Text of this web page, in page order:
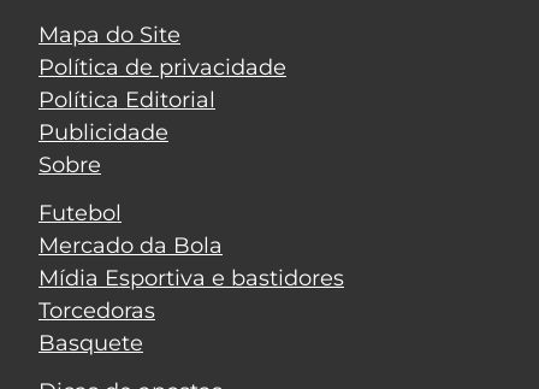
Mapa do Site
Política de privacidade
Política Editorial
Publicidade
Sobre
Futebol
Mercado da Bola
Mídia Esportiva e bastidores
Torcedoras
Basquete